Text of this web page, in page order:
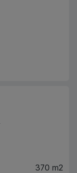
370 m2